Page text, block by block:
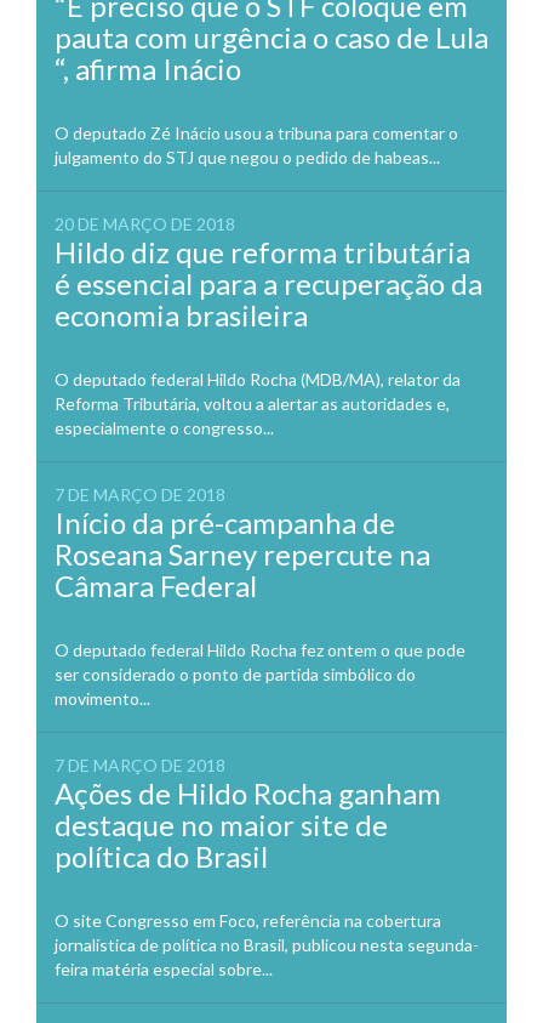
pauta com urgência o caso de Lula
“, afirma Inácio
O deputado Zé Inácio usou a tribuna para comentar o
julgamento do STJ que negou o pedido de habeas...
20 DE MARÇO DE 2018
Hildo diz que reforma tributária
é essencial para a recuperação da
economia brasileira
O deputado federal Hildo Rocha (MDB/MA), relator da
Reforma Tributária, voltou a alertar as autoridades e,
especialmente o congresso...
7 DE MARÇO DE 2018
Início da pré-campanha de
Roseana Sarney repercute na
Câmara Federal
O deputado federal Hildo Rocha fez ontem o que pode
ser considerado o ponto de partida simbólico do
movimento...
7 DE MARÇO DE 2018
Ações de Hildo Rocha ganham
destaque no maior site de
política do Brasil
O site Congresso em Foco, referência na cobertura
jornalística de política no Brasil, publicou nesta segunda-
feira matéria especial sobre...